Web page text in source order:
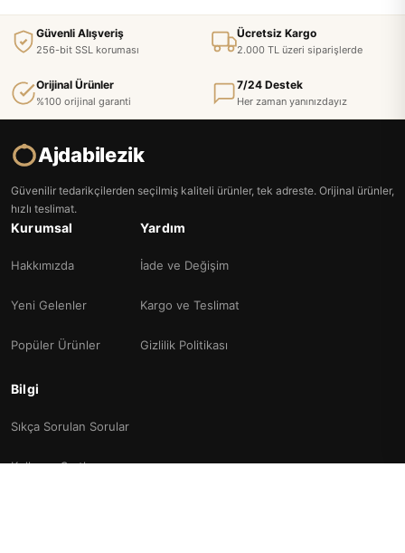
Güvenli Alışveriş
256-bit SSL koruması
Ücretsiz Kargo
2.000 TL üzeri siparişlerde
Orijinal Ürünler
%100 orijinal garanti
7/24 Destek
Her zaman yanınızdayız
Ajdabilezik
Güvenilir tedarikçilerden seçilmiş kaliteli ürünler, tek adreste. Orijinal ürünler,
hızlı teslimat.
Kurumsal
Hakkımızda
Yeni Gelenler
Popüler Ürünler
Yardım
İade ve Değişim
Kargo ve Teslimat
Gizlilik Politikası
Bilgi
Sıkça Sorulan Sorular
Kullanım Şartları